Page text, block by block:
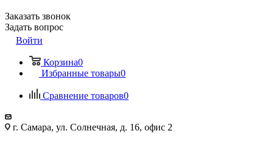
Заказать звонок
Задать вопрос
Войти
Корзина0
Избранные товары0
Сравнение товаров0
г. Самара, ул. Солнечная, д. 16, офис 2